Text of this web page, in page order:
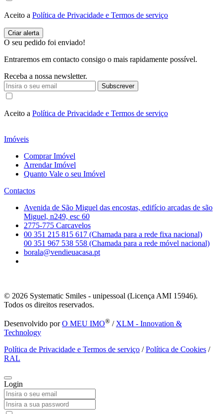
Aceito a Política de Privacidade e Termos de serviço
O seu pedido foi enviado!
Entraremos em contacto consigo o mais rapidamente possível.
Receba a nossa newsletter.
Subscrever
Aceito a Política de Privacidade e Termos de serviço
Imóveis
Comprar Imóvel
Arrendar Imóvel
Quanto Vale o seu Imóvel
Contactos
Avenida de São Miguel das encostas, edifício arcadas de são
Miguel, n249, esc 60
2775-775 Carcavelos
00 351 215 815 617 (Chamada para a rede fixa nacional)
00 351 967 538 558 (Chamada para a rede móvel nacional)
borala@vendieuacasa.pt
© 2026 Systematic Smiles - unipessoal (Licença AMI 15946).
Todos os direitos reservados.
Desenvolvido porO MEU IMO® / XLM - Innovation &
Technology
Política de Privacidade e Termos de serviço /Política de Cookies /
RAL
Login